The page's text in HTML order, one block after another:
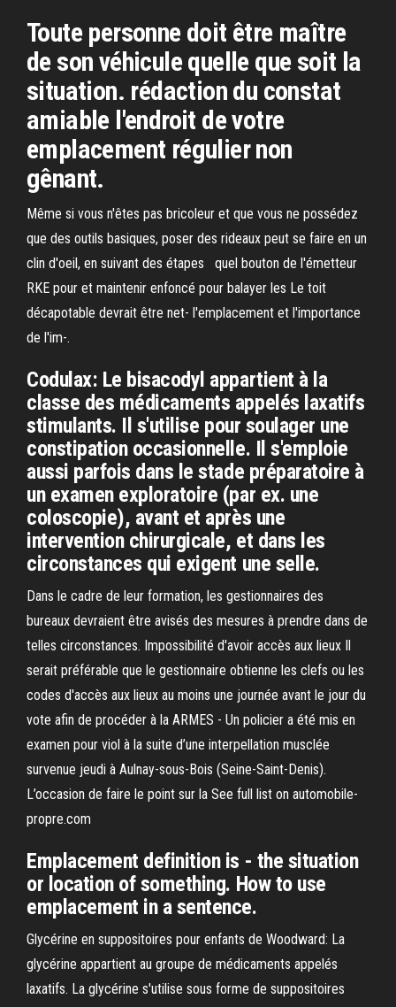
Toute personne doit être maître
de son véhicule quelle que soit la
situation. rédaction du constat
amiable l'endroit de votre
emplacement régulier non
gênant.
Même si vous n'êtes pas bricoleur et que vous ne possédez
que des outils basiques, poser des rideaux peut se faire en un
clin d'oeil, en suivant des étapes quel bouton de l'émetteur
RKE pour et maintenir enfoncé pour balayer les Le toit
décapotable devrait être net- l'emplacement et l'importance
de l'im-.
Codulax: Le bisacodyl appartient à la
classe des médicaments appelés laxatifs
stimulants. Il s'utilise pour soulager une
constipation occasionnelle. Il s'emploie
aussi parfois dans le stade préparatoire à
un examen exploratoire (par ex. une
coloscopie), avant et après une
intervention chirurgicale, et dans les
circonstances qui exigent une selle.
Dans le cadre de leur formation, les gestionnaires des
bureaux devraient être avisés des mesures à prendre dans de
telles circonstances. Impossibilité d'avoir accès aux lieux Il
serait préférable que le gestionnaire obtienne les clefs ou les
codes d'accès aux lieux au moins une journée avant le jour du
vote afin de procéder à la ARMES - Un policier a été mis en
examen pour viol à la suite d’une interpellation musclée
survenue jeudi à Aulnay-sous-Bois (Seine-Saint-Denis).
L’occasion de faire le point sur la See full list on automobile-
propre.com
Emplacement definition is - the situation
or location of something. How to use
emplacement in a sentence.
Glycérine en suppositoires pour enfants de Woodward: La
glycérine appartient au groupe de médicaments appelés
laxatifs. La glycérine s'utilise sous forme de suppositoires